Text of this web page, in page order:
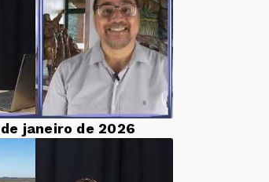
janeiro de 2026